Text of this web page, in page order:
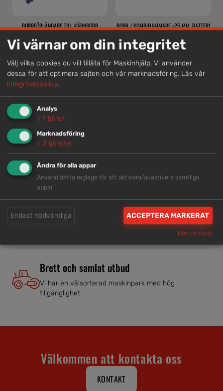
BORRFÖRLÄNGARE TILL KÄRNBORR
BORR / KOMBIHAMMARE <25 MM, BATTERI
Lokal kompetens
Genom att samla våra medarbetare lokalt erbjuder vi
helhetslösningar.
Snabb service
Vi har tillgänglig personal som är redo att hjälpa dig.
Trygg rådgivning
Våra hjälpsamma medarbetare är experter inom
Brett och samlat utbud
Vi har en välsorterad maskinpark med hög
tillgänglighet.
Välkommen att kontakta oss
KONTAKT
Vi värnar om din integritet
Välj vilka cookies du vill tillåta för Maskinhjälp. Vi använder
dessa för att optimera sajten och vår marknadsföring. Läs vår
integritetspolicy.
Analys
↓ 1 tjänst
Marknadsföring
↓ 2 tjänster
Ändra för alla appar
Använd detta reglage för att aktivera/avaktivera samtliga
appar.
Endast nödvändiga ACCEPTERA MARKERAT
Körs på Klaro!